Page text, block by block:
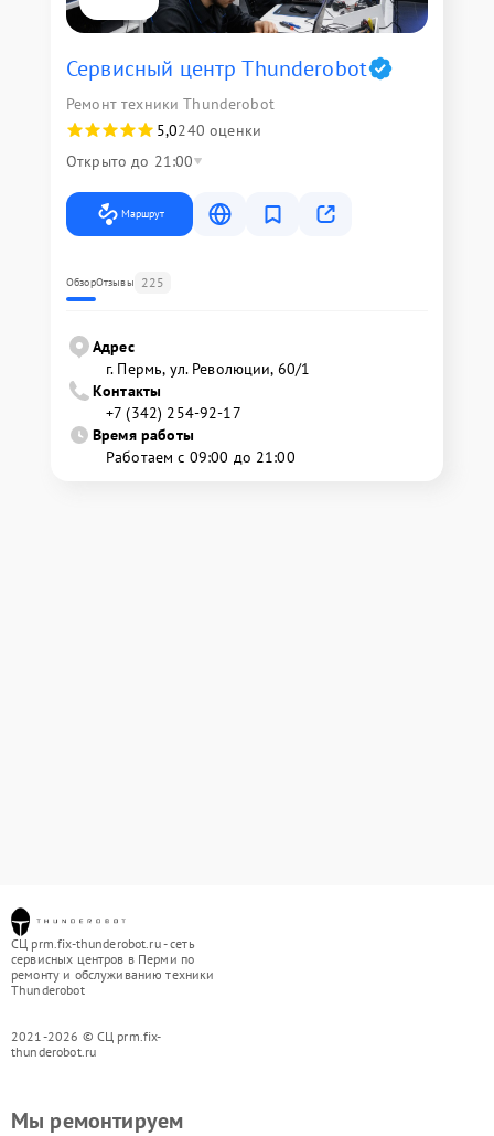
Сервисный центр Thunderobot
Ремонт техники Thunderobot
5,0240 оценки
Открыто до 21:00
Маршрут
ОбзорОтзывы 225
Адрес
г. Пермь, ул. ​Революции, 60/1
Контакты
+7 (342) 254-92-17
Время работы
Работаем с 09:00 до 21:00
СЦ prm.fix-thunderobot.ru - сеть
сервисных центров в Перми по
ремонту и обслуживанию техники
Thunderobot
2021-2026 © СЦ prm.fix-
thunderobot.ru
Мы ремонтируем